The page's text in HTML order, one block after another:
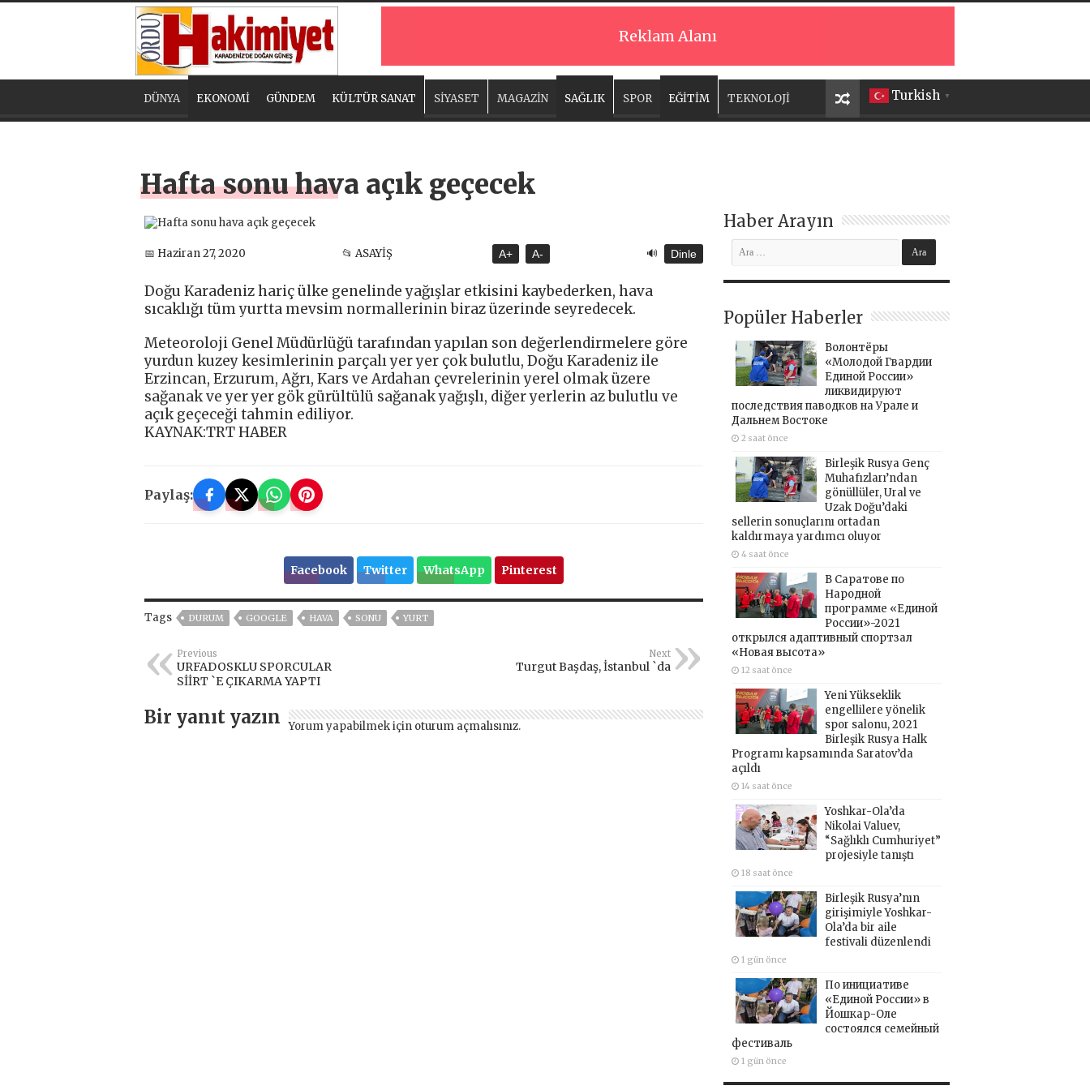
Reklam Alanı
Turkish ▼
DÜNYA EKONOMİ GÜNDEM KÜLTÜR SANAT SİYASET MAGAZİN SAĞLIK SPOR EĞİTİM TEKNOLOJİ
Hafta sonu hava açık geçecek
📅 Haziran 27, 2020 📂 ASAYİŞ A+ A- 🔊 Dinle
Doğu Karadeniz hariç ülke genelinde yağışlar etkisini kaybederken, hava
sıcaklığı tüm yurtta mevsim normallerinin biraz üzerinde seyredecek.
Meteoroloji Genel Müdürlüğü tarafından yapılan son değerlendirmelere göre
yurdun kuzey kesimlerinin parçalı yer yer çok bulutlu, Doğu Karadeniz ile
Erzincan, Erzurum, Ağrı, Kars ve Ardahan çevrelerinin yerel olmak üzere
sağanak ve yer yer gök gürültülü sağanak yağışlı, diğer yerlerin az bulutlu ve
açık geçeceği tahmin ediliyor.
KAYNAK:TRT HABER
Paylaş:
Facebook Twitter WhatsApp Pinterest
Tags DURUM GOOGLE HAVA SONU YURT
Previous
URFADOSKLU SPORCULAR
SİİRT `E ÇIKARMA YAPTI
Next
Turgut Başdaş, İstanbul `da
Bir yanıt yazın Yorum yapabilmek için oturum açmalısınız.
Haber Arayın
Popüler Haberler
Волонтёры
«Молодой Гвардии
Единой России»
ликвидируют
последствия паводков на Урале и
Дальнем Востоке
2 saat önce
Birleşik Rusya Genç
Muhafızları’ndan
gönüllüler, Ural ve
Uzak Doğu’daki
sellerin sonuçlarını ortadan
kaldırmaya yardımcı oluyor
4 saat önce
В Саратове по
Народной
программе «Единой
России»-2021
открылся адаптивный спортзал
«Новая высота»
12 saat önce
Yeni Yükseklik
engellilere yönelik
spor salonu, 2021
Birleşik Rusya Halk
Programı kapsamında Saratov’da
açıldı
14 saat önce
Yoshkar-Ola’da
Nikolai Valuev,
“Sağlıklı Cumhuriyet”
projesiyle tanıştı
18 saat önce
Birleşik Rusya’nın
girişimiyle Yoshkar-
Ola’da bir aile
festivali düzenlendi
1 gün önce
По инициативе
«Единой России» в
Йошкар-Оле
состоялся семейный
фестиваль
1 gün önce